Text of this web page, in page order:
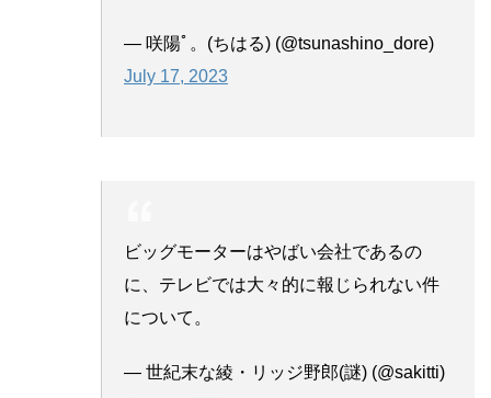
— 咲陽ﾟ。(ちはる) (@tsunashino_dore)
July 17, 2023
ビッグモーターはやばい会社であるの
に、テレビでは大々的に報じられない件
について。
— 世紀末な綾・リッジ野郎(謎) (@sakitti)